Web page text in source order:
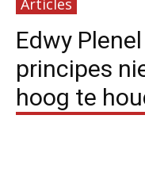
Articles
Edwy
principes
hoog te